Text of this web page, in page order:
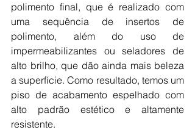
polimento final, que é realizado com
uma sequência de insertos de
polimento, além do uso de
impermeabilizantes ou seladores de
alto brilho, que dão ainda mais beleza
a superfície. Como resultado, temos um
piso de acabamento espelhado com
alto padrão estético e altamente
resistente.